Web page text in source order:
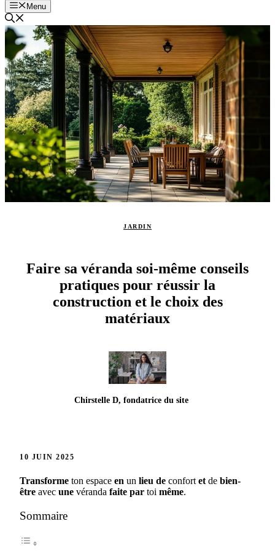
Menu
JARDIN
Faire sa véranda soi-même conseils
pratiques pour réussir la
construction et le choix des
matériaux
Chirstelle D, fondatrice du site
10 JUIN 2025
Transforme ton espace en un lieu de confort et de bien-
être avec une véranda faite par toi même.
Sommaire